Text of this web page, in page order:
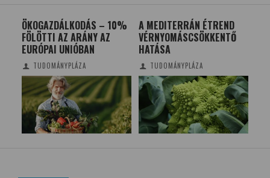
ÖKOGAZDÁLKODÁS – 10%
FÖLÖTTI AZ ARÁNY AZ
EURÓPAI UNIÓBAN
TUDOMÁNYPLÁZA
A MEDITERRÁN ÉTREND
VÉRNYOMÁSCSÖKKENTŐ
HATÁSA
TUDOMÁNYPLÁZA